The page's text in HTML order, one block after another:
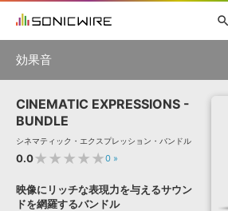
ソフト音源 »
プラグイン・エフェクト »
search
初音ミク NT 鏡音リン・レン V4X 巡
KAITO V3
VIENNA
EZ DRUMMER 3 SERUM
ボーカル抜き
ELECTRONICA
EDM TRANCE
効果音
製品一覧
CINEMATIC EXPRESSIONS -
BUNDLE
シネマティック・エクスプレッション・バンドル
0.0★★★★★0 »
映像にリッチな表現力を与えるサウン
ドを網羅するバンドル